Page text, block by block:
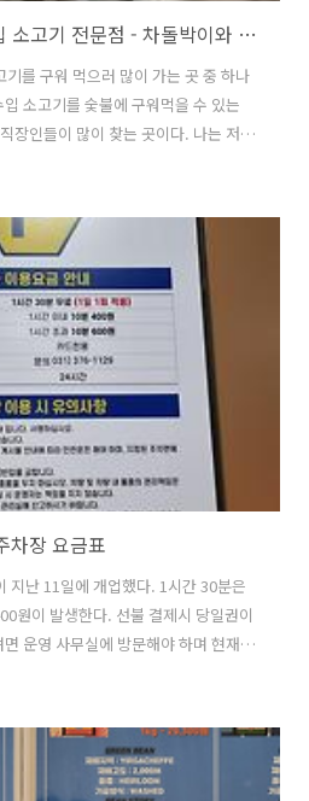
[동탄/영천동] 구이정 수입 소고기 전문점 - 차돌박이와 갈빗살이 맛있는 곳
를 구워 먹으러 많이 가는 곳 중 하나
소고기를 숯불에 구워먹을 수 있는
장인들이 많이 찾는 곳이다. 나는 저녁
상동탄테크노밸리 수입 소고기 숯불
그 말 대로 진짜 토시살이 너무너무
불에 잘 구워서 먹으면 아주 맛있다.
. 오픈 초기에 갔을 때는 그저 그랬는
후식으로 안성맞춤이었다. 글 쓰고
차장 요금표
지난 11일에 개업했다. 1시간 30분은
원이 발생한다. 선불 결제시 당일권이
운영 사무실에 방문해야 하며 현재
원의 굉장한 금액이 발생하는 점이다.
다.참고문서"11월 11일에 동탄 스마
코드, 2024년 10월 29일. @원문보